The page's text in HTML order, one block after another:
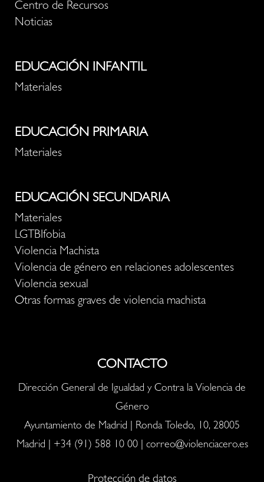
Centro de Recursos
Noticias
EDUCACIÓN INFANTIL
Materiales
EDUCACIÓN PRIMARIA
Materiales
EDUCACIÓN SECUNDARIA
Materiales
LGTBIfobia
Violencia Machista
Violencia de género en relaciones adolescentes
Violencia sexual
Otras formas graves de violencia machista
CONTACTO
Dirección General de Igualdad y Contra la Violencia de
Género
Ayuntamiento de Madrid | Ronda Toledo, 10, 28005
Madrid | +34 (91) 588 10 00| correo@violenciacero.es